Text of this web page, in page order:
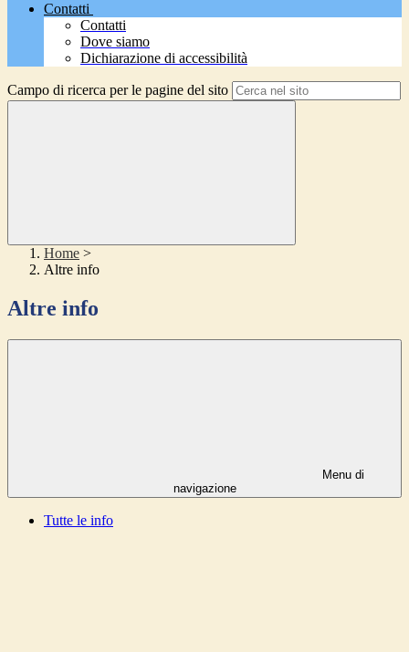
Contatti
Contatti
Dove siamo
Dichiarazione di accessibilità
Campo di ricerca per le pagine del sito
Home >
Altre info
Altre info
Menu di
navigazione
Tutte le info